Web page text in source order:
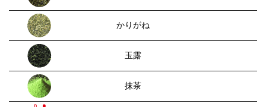
かりがね
玉露
抹茶